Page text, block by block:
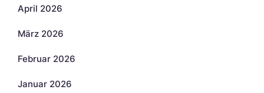
April 2026
März 2026
Februar 2026
Januar 2026